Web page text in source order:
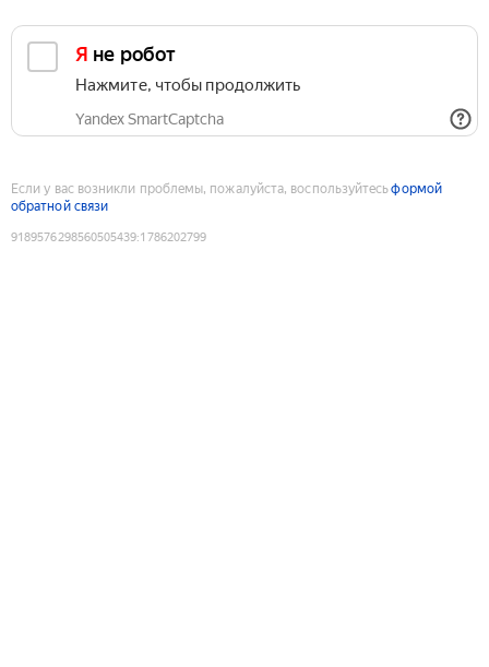
Я не робот
Нажмите, чтобы продолжить
Yandex SmartCaptcha
Если у вас возникли проблемы, пожалуйста, воспользуйтесьформой
обратной связи
9189576298560505439:1786202799